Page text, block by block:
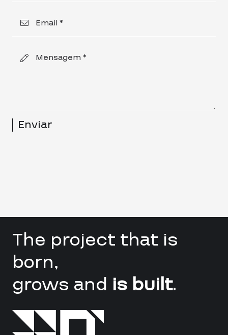
Email *
Mensagem *
Enviar
The project that is
born,
grows and is built.